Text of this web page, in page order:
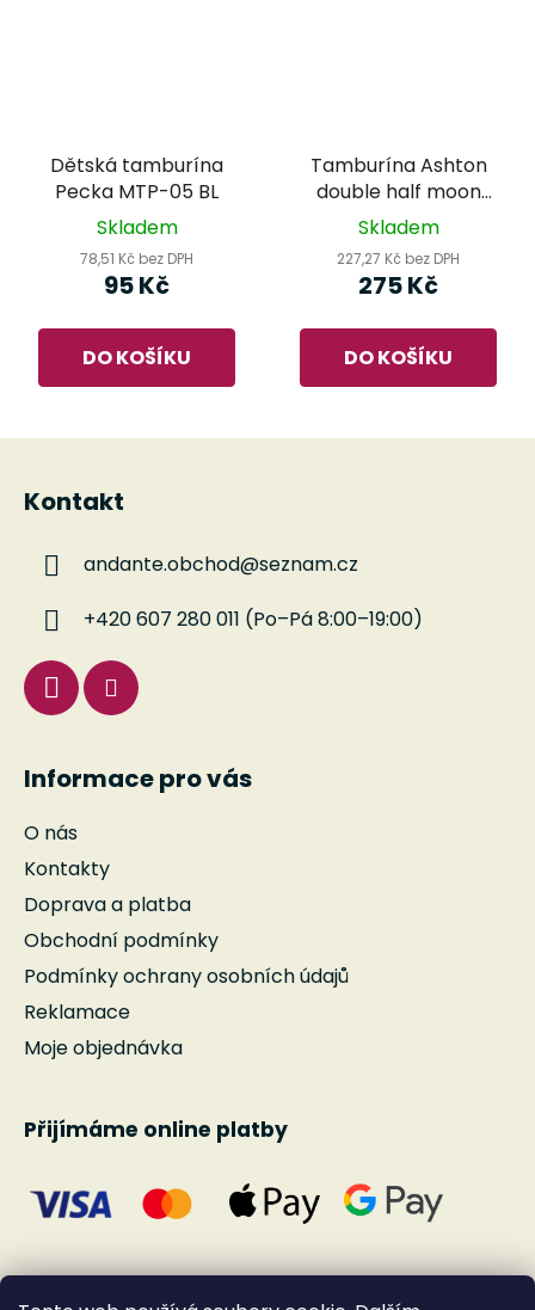
Dětská tamburína
Pecka MTP-05 BL
Skladem
78,51 Kč bez DPH
95 Kč
DO KOŠÍKU
Tamburína Ashton
double half moon
černá HNT20DBK
Skladem
227,27 Kč bez DPH
275 Kč
DO KOŠÍKU
Z
Kontakt
andante.obchod@seznam.cz
+420 607 280 011 (Po–Pá 8:00–19:00)
Informace pro vás
O nás
Kontakty
Doprava a platba
Obchodní podmínky
Podmínky ochrany osobních údajů
Reklamace
Moje objednávka
Přijímáme online platby